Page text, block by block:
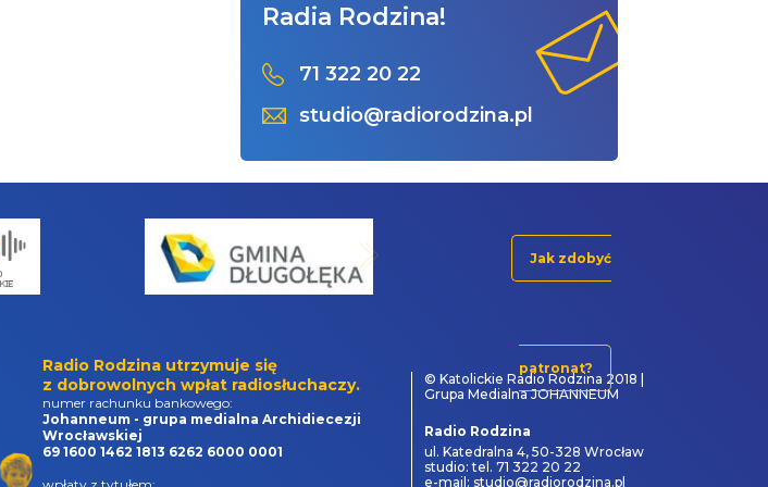
Radia Rodzina!
71 322 20 22
studio@radiorodzina.pl
Jak zdobyć
patronat?
Radio Rodzina utrzymuje się
z dobrowolnych wpłat radiosłuchaczy.
numer rachunku bankowego:
Johanneum - grupa medialna Archidiecezji
Wrocławskiej
69 1600 1462 1813 6262 6000 0001
© Katolickie Radio Rodzina 2018 |
Grupa Medialna JOHANNEUM
Radio Rodzina
ul. Katedralna 4, 50-328 Wrocław
studio: tel. 71 322 20 22
e-mail: studio@radiorodzina.pl